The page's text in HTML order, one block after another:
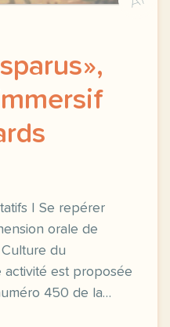
| Se repérer
orale de
Culture du
est proposée
450 de la…